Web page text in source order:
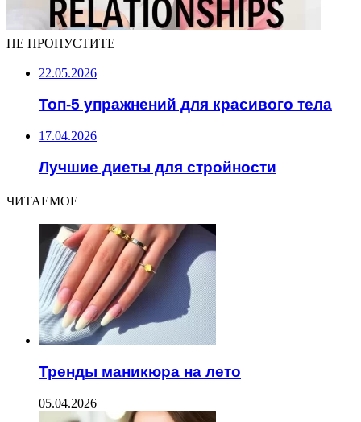
НЕ ПРОПУСТИТЕ
22.05.2026
Топ-5 упражнений для красивого тела
17.04.2026
Лучшие диеты для стройности
ЧИТАЕМОЕ
Тренды маникюра на лето
05.04.2026